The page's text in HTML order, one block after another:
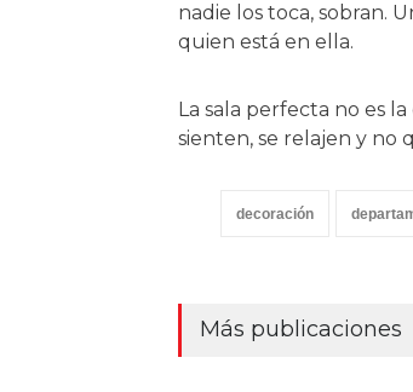
nadie los toca, sobran.
quien está en ella.
La sala perfecta no es
sienten, se relajen y no
decoración
Más publicaciones